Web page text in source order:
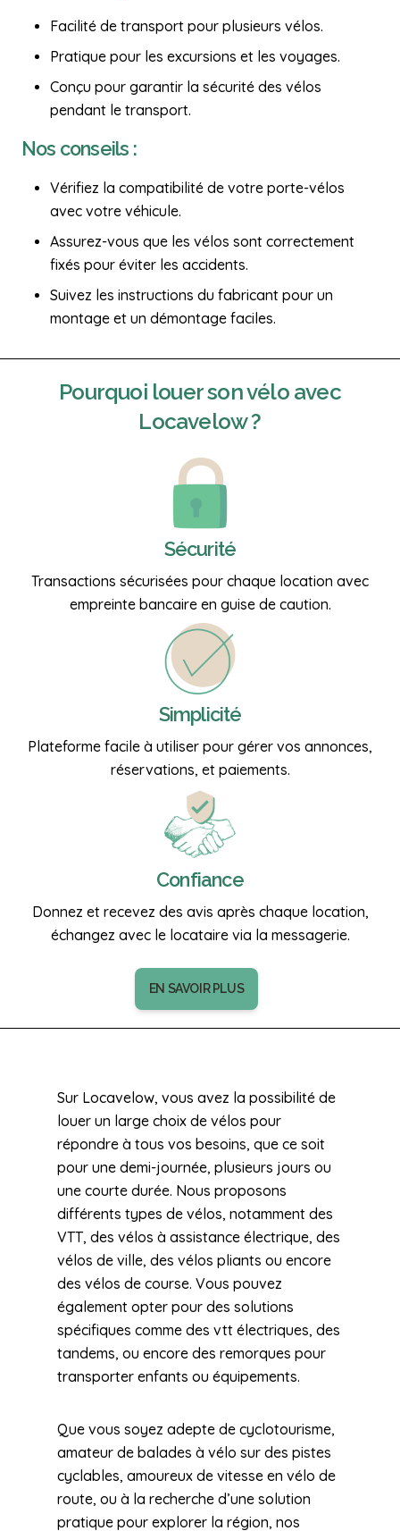
Facilité de transport pour plusieurs vélos.
Pratique pour les excursions et les voyages.
Conçu pour garantir la sécurité des vélos
pendant le transport.
Nos conseils :
Vérifiez la compatibilité de votre porte-vélos
avec votre véhicule.
Assurez-vous que les vélos sont correctement
fixés pour éviter les accidents.
Suivez les instructions du fabricant pour un
montage et un démontage faciles.
Pourquoi louer son véloavec
Locavelow ?
Sécurité
Transactions sécurisées pour chaque location avec
empreinte bancaire en guise de caution.
Simplicité
Plateforme facile à utiliser pour gérer vos annonces,
réservations, et paiements.
Confiance
Donnez et recevez des avis après chaque location,
échangez avec le locataire via la messagerie.
EN SAVOIR PLUS
Sur Locavelow, vous avez la possibilité de
louer un large choix de vélos pour
répondre à tous vos besoins, que ce soit
pour une demi-journée, plusieurs jours ou
une courte durée. Nous proposons
différents types de vélos, notamment des
VTT, des vélos à assistance électrique, des
vélos de ville, des vélos pliants ou encore
des vélos de course. Vous pouvez
également opter pour des solutions
spécifiques comme des vtt électriques, des
tandems, ou encore des remorques pour
transporter enfants ou équipements.
Que vous soyez adepte de cyclotourisme,
amateur de balades à vélo sur des pistes
cyclables, amoureux de vitesse en vélo de
route, ou à la recherche d’une solution
pratique pour explorer la région, nos